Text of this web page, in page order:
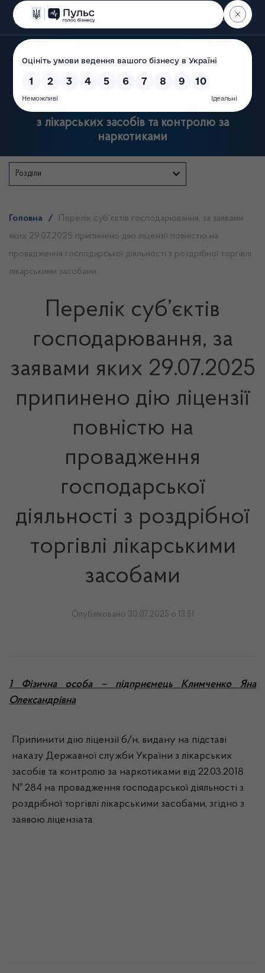
Пошук
Державна служба України
з лікарських засобів та контролю за
наркотиками
Розділи
Головна /
Перелік суб’єктів господарювання, за заявами
яких 29.07.2025 припинено дію ліцензії повністю на
провадження господарської діяльності з роздрібної торгівлі
лікарськими засобами
Перелік суб’єктів
господарювання, за
заявами яких 29.07.2025
припинено дію ліцензії
повністю на
провадження
господарської
діяльності з роздрібної
торгівлі лікарськими
засобами
Опубліковано 30.07.2025 о 13:51
1 Фізична особа – підприємець Климченко Яна
Олександрівна
Припинити дію ліцензії б/н, видану на підставі
наказу Державної служби України з лікарських
засобів та контролю за наркотиками від 22.03.2018
№ 284 на провадження господарської діяльності з
роздрібної торгівлі лікарськими засобами, згідно з
заявою ліцензіата.